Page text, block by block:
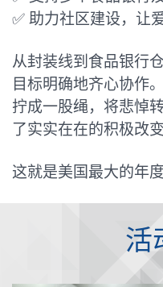
✅ 助力社区建设，让
从封装线到食品银行
目标明确地齐心协作
拧成一股绳，将悲悼
了实实在在的积极改变
这就是美国最大的年
活